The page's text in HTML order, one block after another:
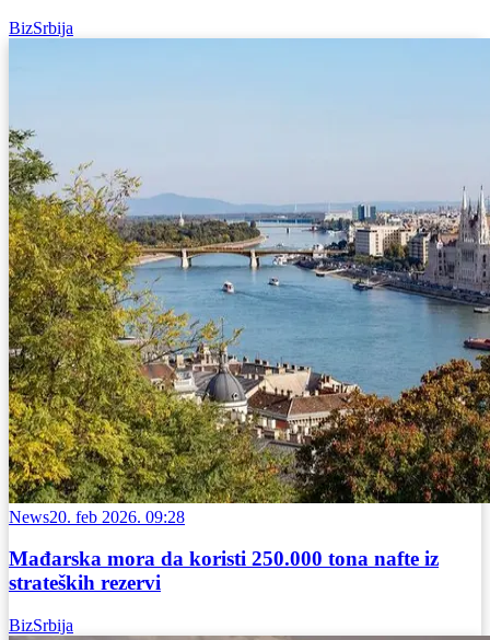
BizSrbija
News20. feb 2026. 09:28
Mađarska mora da koristi 250.000 tona nafte iz
strateških rezervi
BizSrbija